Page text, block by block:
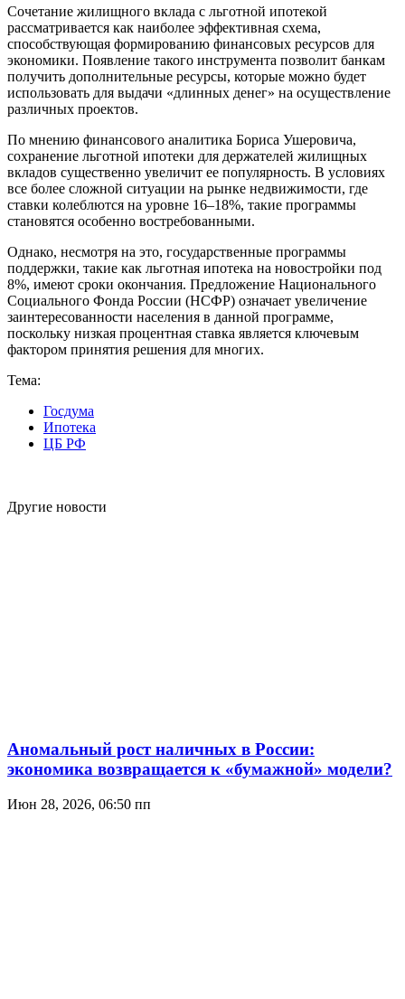
Сочетание жилищного вклада с льготной ипотекой
рассматривается как наиболее эффективная схема,
способствующая формированию финансовых ресурсов для
экономики. Появление такого инструмента позволит банкам
получить дополнительные ресурсы, которые можно будет
использовать для выдачи «длинных денег» на осуществление
различных проектов.
По мнению финансового аналитика Бориса Ушеровича,
сохранение льготной ипотеки для держателей жилищных
вкладов существенно увеличит ее популярность. В условиях
все более сложной ситуации на рынке недвижимости, где
ставки колеблются на уровне 16–18%, такие программы
становятся особенно востребованными.
Однако, несмотря на это, государственные программы
поддержки, такие как льготная ипотека на новостройки под
8%, имеют сроки окончания. Предложение Национального
Социального Фонда России (НСФР) означает увеличение
заинтересованности населения в данной программе,
поскольку низкая процентная ставка является ключевым
фактором принятия решения для многих.
Тема:
Госдума
Ипотека
ЦБ РФ
Другие новости
Аномальный рост наличных в России:
экономика возвращается к «бумажной» модели?
Июн 28, 2026, 06:50 пп